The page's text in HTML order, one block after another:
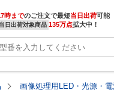
時までのご注文で最短当日出荷
当日出荷対象商品 135万点拡大中！
画像処理用LED・光源・